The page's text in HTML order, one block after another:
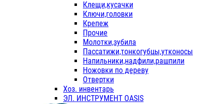
Клещи,кусачки
Ключи,головки
Крепеж
Прочие
Молотки,зубила
Пассатижи,тонкогубцы,утконосы
Напильники,надфили,рашпили
Ножовки по дереву
Отвертки
Хоз. инвентарь
ЭЛ. ИНСТРУМЕНТ OASIS